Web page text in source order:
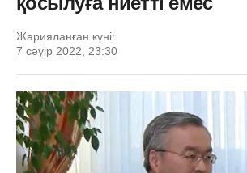
Жарияланған күні:
7 сәуір 2022, 23:30